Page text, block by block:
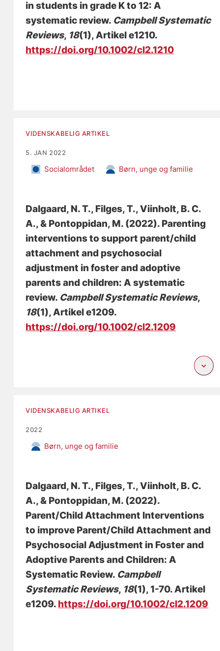
in students in grade K to 12: A
systematic review. Campbell Systematic
Reviews, 18(1), Artikel e1210.
https://doi.org/10.1002/cl2.1210
VIDENSKABELIG ARTIKEL
5. JAN 2022
Socialområdet Børn, unge og familie
Dalgaard, N. T., Filges, T., Viinholt, B. C.
A., & Pontoppidan, M. (2022). Parenting
interventions to support parent/child
attachment and psychosocial
adjustment in foster and adoptive
parents and children: A systematic
review. Campbell Systematic Reviews,
18(1), Artikel e1209.
https://doi.org/10.1002/cl2.1209
VIDENSKABELIG ARTIKEL
2022
Børn, unge og familie
Dalgaard, N. T., Filges, T., Viinholt, B. C.
A., & Pontoppidan, M. (2022).
Parent/Child Attachment Interventions
to improve Parent/Child Attachment and
Psychosocial Adjustment in Foster and
Adoptive Parents and Children: A
Systematic Review. Campbell
Systematic Reviews, 18(1), 1-70. Artikel
e1209. https://doi.org/10.1002/cl2.1209